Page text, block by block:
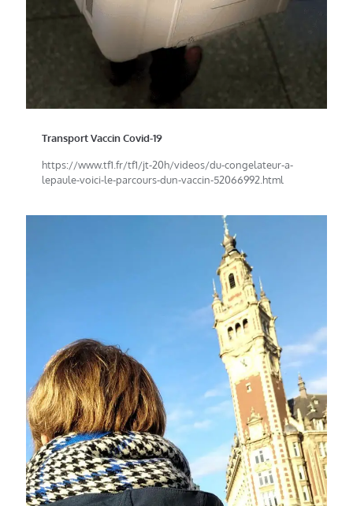
Transport Vaccin Covid-19
https://www.tf1.fr/tf1/jt-20h/videos/du-congelateur-a-
lepaule-voici-le-parcours-dun-vaccin-52066992.html